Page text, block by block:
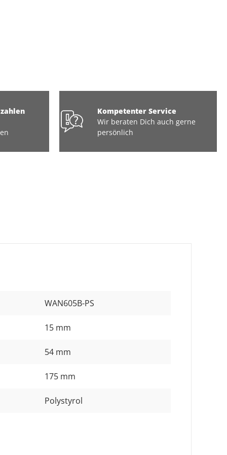
Kompetenter Service
Wir beraten Dich auch gerne
persönlich
WAN605B-PS
15 mm
54 mm
175 mm
Polystyrol